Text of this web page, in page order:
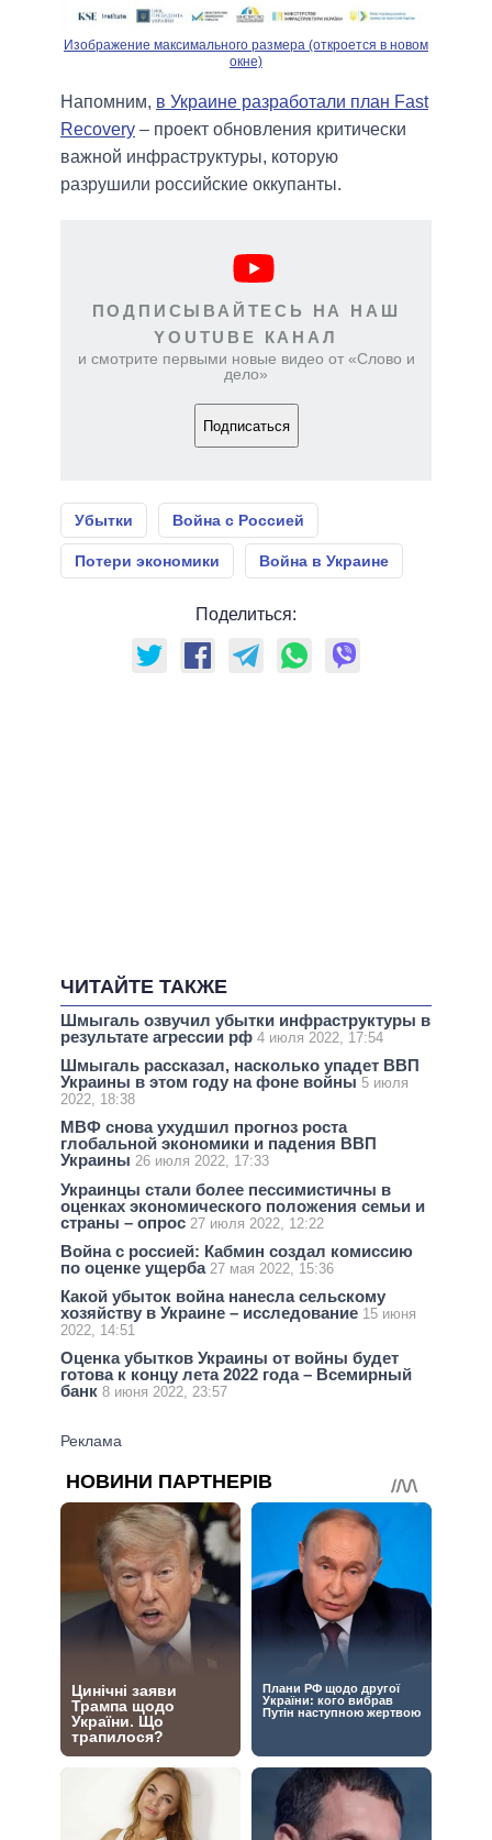
Изображение максимального размера (откроется в новом
окне)
Напомним, в Украине разработали план Fast
Recovery – проект обновления критически
важной инфраструктуры, которую
разрушили российские оккупанты.
ПОДПИСЫВАЙТЕСЬ НА НАШ
YOUTUBE КАНАЛ
и смотрите первыми новые видео от «Слово и
дело»
Подписаться
Убытки Война с Россией
Потери экономики Война в Украине
Поделиться:
ЧИТАЙТЕ ТАКЖЕ
Шмыгаль озвучил убытки инфраструктуры в
результате агрессии рф 4 июля 2022, 17:54
Шмыгаль рассказал, насколько упадет ВВП
Украины в этом году на фоне войны 5 июля
2022, 18:38
МВФ снова ухудшил прогноз роста
глобальной экономики и падения ВВП
Украины 26 июля 2022, 17:33
Украинцы стали более пессимистичны в
оценках экономического положения семьи и
страны – опрос 27 июля 2022, 12:22
Война с россией: Кабмин создал комиссию
по оценке ущерба 27 мая 2022, 15:36
Какой убыток война нанесла сельскому
хозяйству в Украине – исследование 15 июня
2022, 14:51
Оценка убытков Украины от войны будет
готова к концу лета 2022 года – Всемирный
банк 8 июня 2022, 23:57